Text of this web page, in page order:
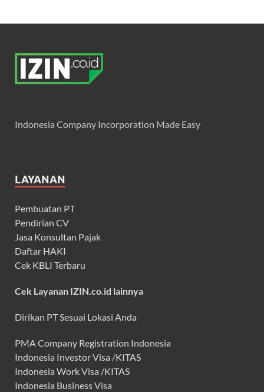
Indonesia Company Incorporation Made Easy
LAYANAN
Pembuatan PT
Pendirian CV
Jasa Konsultan Pajak
Daftar HAKI
Cek KBLI Terbaru
Cek Layanan IZIN.co.id lainnya
Dirikan PT Sesuai Lokasi Anda
PMA Company Registration Indonesia
Indonesia Investor Visa /KITAS
Indonesia Work Visa /KITAS
Indonesia Business Visa